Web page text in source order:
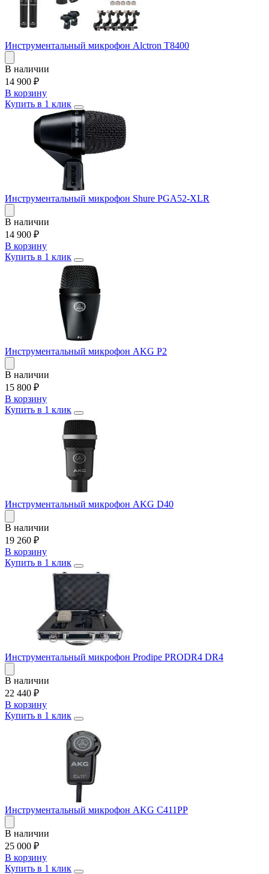
Инструментальный микрофон Alctron T8400
В наличии
14 900 ₽
В корзину
Купить в 1 клик
Инструментальный микрофон Shure PGA52-XLR
В наличии
14 900 ₽
В корзину
Купить в 1 клик
Инструментальный микрофон AKG P2
В наличии
15 800 ₽
В корзину
Купить в 1 клик
Инструментальный микрофон AKG D40
В наличии
19 260 ₽
В корзину
Купить в 1 клик
Инструментальный микрофон Prodipe PRODR4 DR4
В наличии
22 440 ₽
В корзину
Купить в 1 клик
Инструментальный микрофон AKG C411PP
В наличии
25 000 ₽
В корзину
Купить в 1 клик